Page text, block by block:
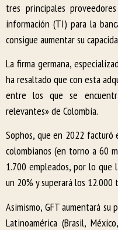
tres principales
información (TI) para la
consigue aumentar su
La firma germana,
ha resaltado que con esta
entre los que se
relevantes» de Colombia.
Sophos, que en 2022
colombianos (en torno a 60
1.700 empleados, por lo que
un 20% y superará los 12.000
Asimismo, GFT aumentará
Latinoamérica (Brasil,